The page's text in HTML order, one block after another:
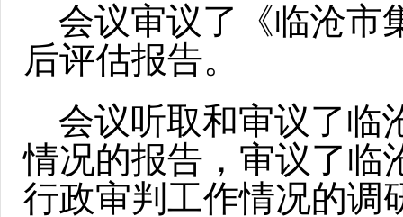
会议审议了《临沧市
后评估报告。
会议听取和审议了临
情况的报告，审议了临
行政审判工作情况的调